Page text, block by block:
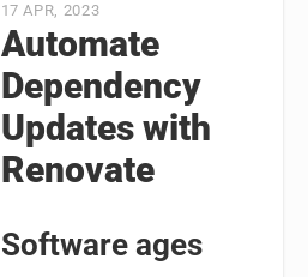
17 APR, 2023
Automate
Dependency
Updates with
Renovate
Software ages